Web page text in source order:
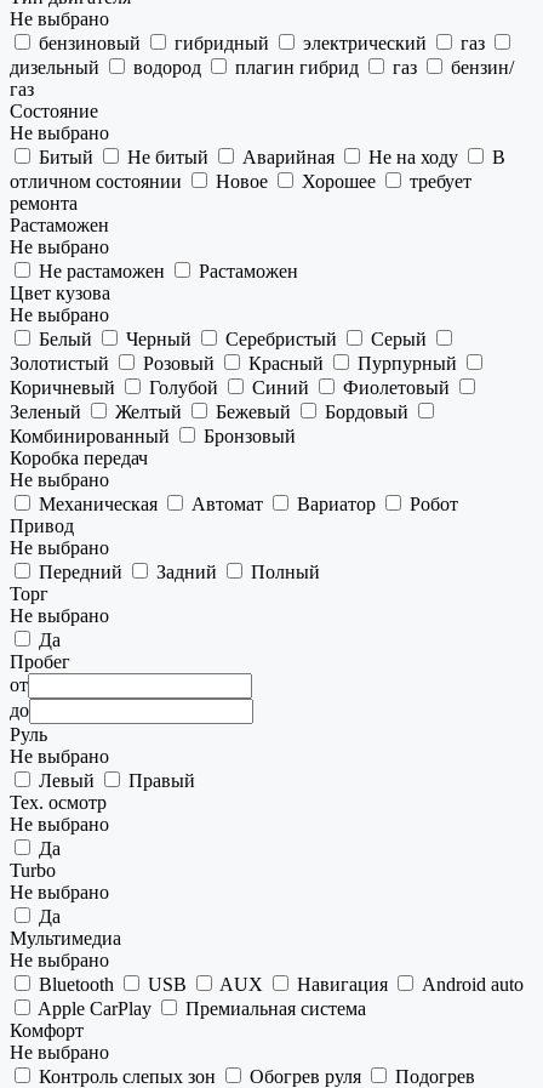
Не выбрано
бензиновый
гибридный электрический
газ
дизельный
водород плагин гибрид газ
бензин/
газ
Состояние
Не выбрано
Битый
Не битый Аварийная Не на ходу
В
отличном состоянии
Новое Хорошее
требует
ремонта
Растаможен
Не выбрано
Не растаможен
Растаможен
Цвет кузова
Не выбрано
Белый
Черный Серебристый
Серый
Золотистый
Розовый Красный
Пурпурный
Коричневый
Голубой Синий
Фиолетовый
Зеленый
Желтый Бежевый
Бордовый
Комбинированный
Бронзовый
Коробка передач
Не выбрано
Механическая
Автомат Вариатор
Робот
Привод
Не выбрано
Передний
Задний
Полный
Торг
Не выбрано
Да
Пробег
от
до
Руль
Не выбрано
Левый
Правый
Тех. осмотр
Не выбрано
Да
Turbo
Не выбрано
Да
Мультимедиа
Не выбрано
Bluetooth
USB AUX Навигация
Android auto
Apple CarPlay
Премиальная система
Комфорт
Не выбрано
Контроль слепых зон
Обогрев руля
Подогрев